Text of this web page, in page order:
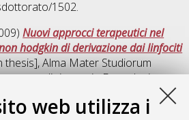
web utilizza i
1502.
Nuovi approcci terapeutici nel
hodgkin di derivazione dai linfociti
thesis], Alma Mater Studiorum
di ricerca inEmatologia
2081.